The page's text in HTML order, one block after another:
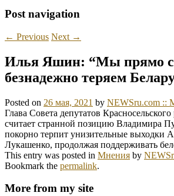
Post navigation
← Previous Next →
Илья Яшин: “Мы прямо
безнадежно теряем
Posted on 26 мая, 2021 by NEWSru.com ::
Глава Совета депутатов
считает странной позицию Владимира
покорно терпит унизительные выходки
Лукашенко, продолжая поддерживать
This entry was posted in Мнения by
Bookmark the permalink.
More from my site